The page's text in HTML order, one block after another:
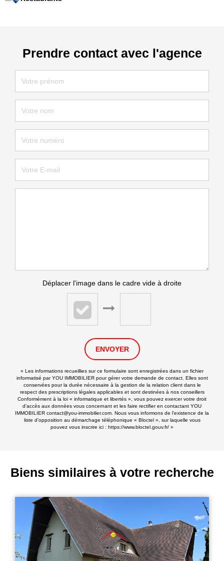
Prendre contact avec l'agence
Déplacer l'image dans le cadre vide à droite
ENVOYER
« Les informations recueillies sur ce formulaire sont enregistrées dans un fichier
informatisé par YOU IMMOBILIER pour gérer votre demande de contact. Elles sont
conservées pour la durée nécessaire à la gestion de la relation client dans le
respect des prescriptions légales applicables et sont destinées à nos conseillers
Conformément à la loi « informatique et libertés », vous pouvez exercer votre droit
d'accès aux données vous concernant et les faire rectifier en contactant YOU
IMMOBILIER contact@you-immobilier.com. Nous vous informons de l'existence de la
liste d'opposition au démarchage téléphonique « Bloctel », sur laquelle vous
pouvez vous inscrire ici : https://www.bloctel.gouv.fr/ »
Biens similaires à votre recherche